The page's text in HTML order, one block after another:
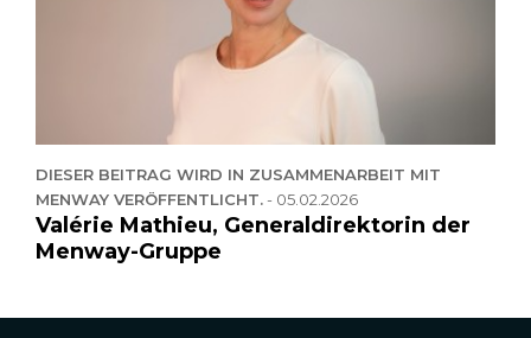
DIESER BEITRAG WIRD IN ZUSAMMENARBEIT MIT
MENWAY VERÖFFENTLICHT.- 05.02.2026
Valérie Mathieu, Generaldirektorin der
Menway-Gruppe